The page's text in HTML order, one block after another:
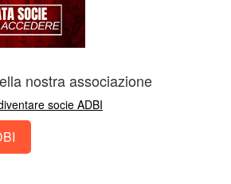
nostra associazione
socie ADBI